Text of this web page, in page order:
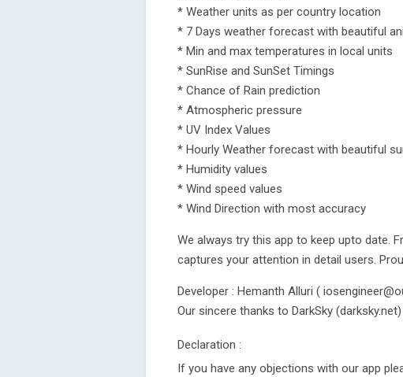
* Weather units as per country location
* 7 Days weather forecast with beautiful
* Min and max temperatures in local units
* SunRise and SunSet Timings
* Chance of Rain prediction
* Atmospheric pressure
* UV Index Values
* Hourly Weather forecast with beautiful
* Humidity values
* Wind speed values
* Wind Direction with most accuracy
We always try this app to keep upto date.
captures your attention in detail users.
Developer : Hemanth Alluri (
Our sincere thanks to DarkSky
Declaration :
If you have any objections with our app